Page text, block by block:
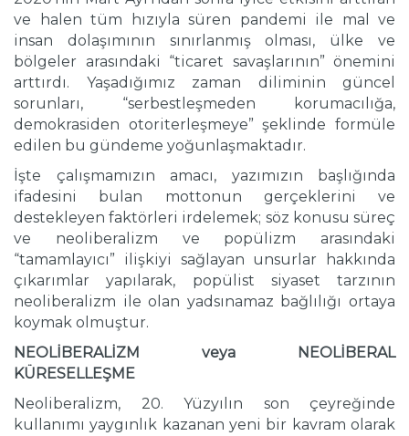
ve halen tüm hızıyla süren pandemi ile mal ve
insan dolaşımının sınırlanmış olması, ülke ve
bölgeler arasındaki “ticaret savaşlarının” önemini
arttırdı. Yaşadığımız zaman diliminin güncel
sorunları, “serbestleşmeden korumacılığa,
demokrasiden otoriterleşmeye” şeklinde formüle
edilen bu gündeme yoğunlaşmaktadır.
İşte çalışmamızın amacı, yazımızın başlığında
ifadesini bulan mottonun gerçeklerini ve
destekleyen faktörleri irdelemek; söz konusu süreç
ve neoliberalizm ve popülizm arasındaki
“tamamlayıcı” ilişkiyi sağlayan unsurlar hakkında
çıkarımlar yapılarak, popülist siyaset tarzının
neoliberalizm ile olan yadsınamaz bağlılığı ortaya
koymak olmuştur.
NEOLİBERALİZM veya NEOLİBERAL
KÜRESELLEŞME
Neoliberalizm, 20. Yüzyılın son çeyreğinde
kullanımı yaygınlık kazanan yeni bir kavram olarak